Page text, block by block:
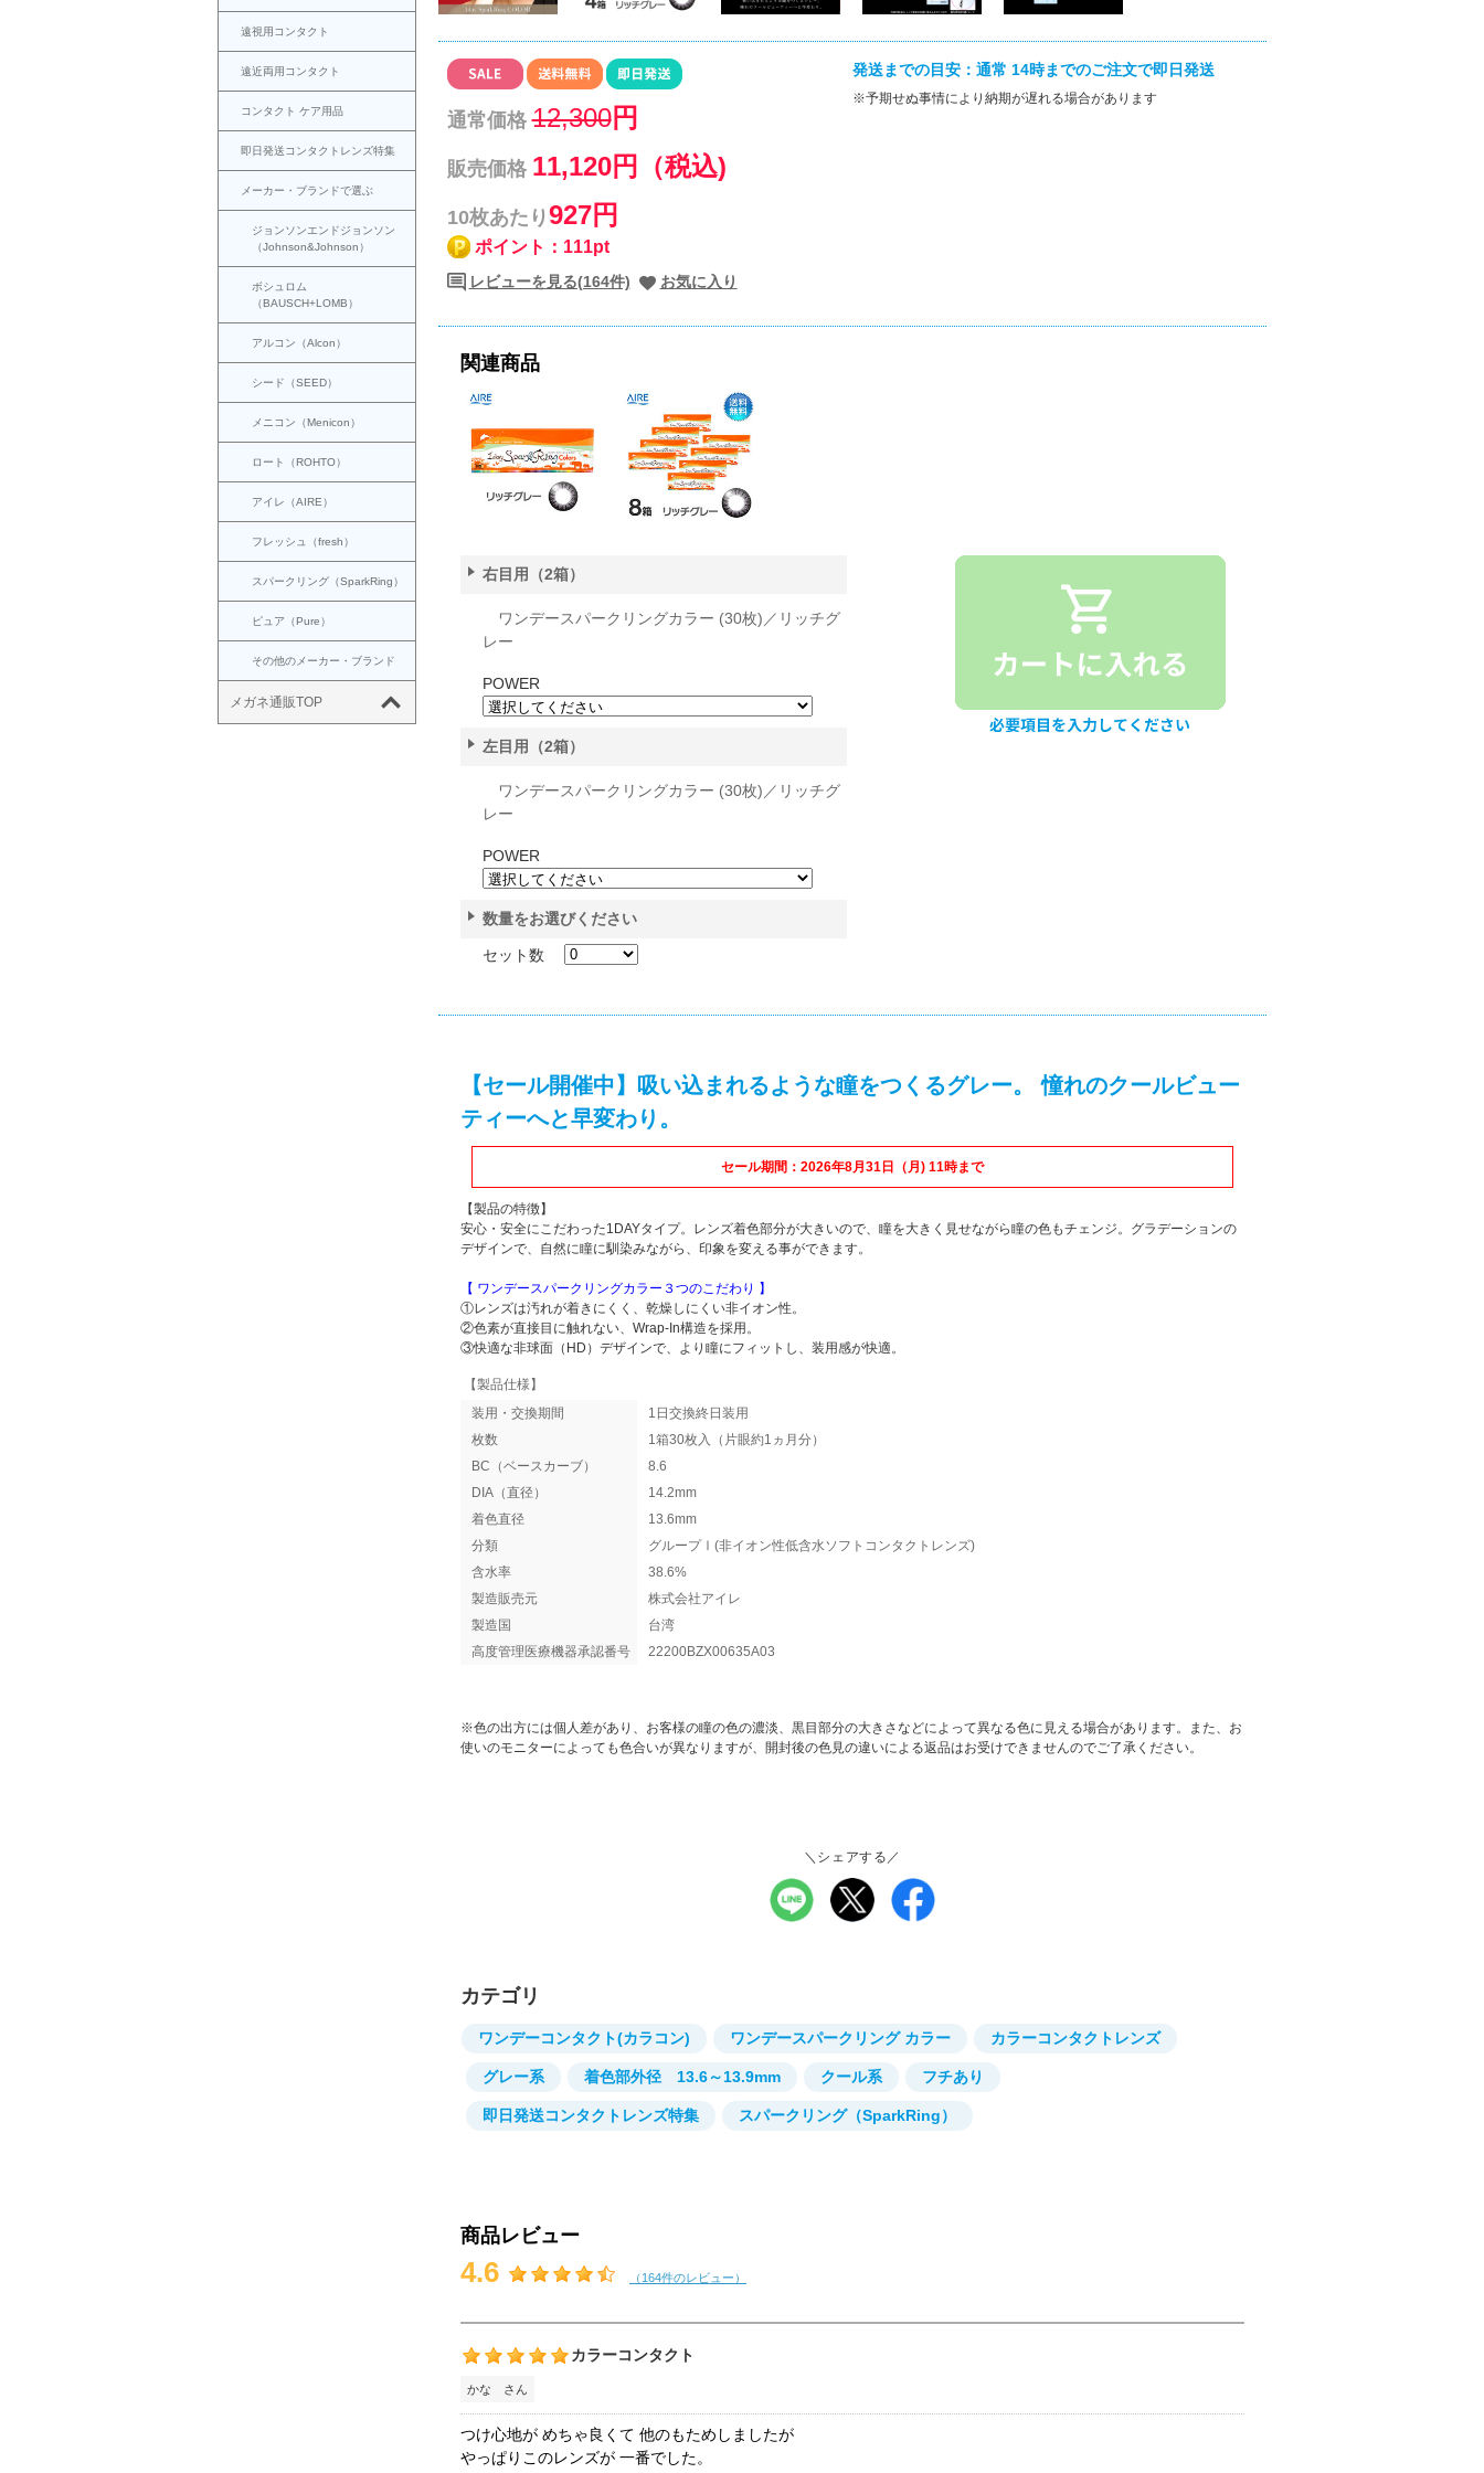
遠視用コンタクト
遠近両用コンタクト
コンタクト ケア用品
即日発送コンタクトレンズ特集
メーカー・ブランドで選ぶ
ジョンソンエンドジョンソン
（Johnson&Johnson）
ボシュロム
（BAUSCH+LOMB）
アルコン（Alcon）
シード（SEED）
メニコン（Menicon）
ロート（ROHTO）
アイレ（AIRE）
フレッシュ（fresh）
スパークリング（SparkRing）
ピュア（Pure）
その他のメーカー・ブランド
メガネ通販TOP
通常価格12,300円
販売価格 11,120円（税込)
10枚あたり 927円
ポイント：111pt
レビューを見る(164件) お気に入り
発送までの目安：通常 14時までのご注文で即日発送
※予期せぬ事情により納期が遅れる場合があります
関連商品
右目用（2箱）
ワンデースパークリングカラー (30枚)／リッチグ
レー
POWER
左目用（2箱）
ワンデースパークリングカラー (30枚)／リッチグ
レー
POWER
数量をお選びください
セット数
【セール開催中】吸い込まれるような瞳をつくるグレー。 憧れのクールビュー
ティーへと早変わり。
セール期間：2026年8月31日（月) 11時まで
【製品の特徴】
安心・安全にこだわった1DAYタイプ。レンズ着色部分が大きいので、瞳を大きく見せながら瞳の色もチェンジ。グラデーションの
デザインで、自然に瞳に馴染みながら、印象を変える事ができます。
【 ワンデースパークリングカラー３つのこだわり 】
①レンズは汚れが着きにくく、乾燥しにくい非イオン性。
②色素が直接目に触れない、Wrap-In構造を採用。
③快適な非球面（HD）デザインで、より瞳にフィットし、装用感が快適。
【製品仕様】
装用・交換期間
1日交換終日装用
枚数
1箱30枚入（片眼約1ヵ月分）
BC（ベースカーブ）
8.6
DIA（直径）
14.2mm
着色直径
13.6mm
分類
グループⅠ(非イオン性低含水ソフトコンタクトレンズ)
含水率
38.6%
製造販売元
株式会社アイレ
製造国
台湾
高度管理医療機器承認番号
22200BZX00635A03
※色の出方には個人差があり、お客様の瞳の色の濃淡、黒目部分の大きさなどによって異なる色に見える場合があります。また、お
使いのモニターによっても色合いが異なりますが、開封後の色見の違いによる返品はお受けできませんのでご了承ください。
＼シェアする／
カテゴリ
ワンデーコンタクト(カラコン) ワンデースパークリング カラー カラーコンタクトレンズ
グレー系 着色部外径 13.6～13.9mm クール系 フチあり
即日発送コンタクトレンズ特集 スパークリング（SparkRing）
商品レビュー
4.6 （164件のレビュー）
カラーコンタクト
かな さん
つけ心地が めちゃ良くて 他のもためしましたが
やっぱりこのレンズが 一番でした。